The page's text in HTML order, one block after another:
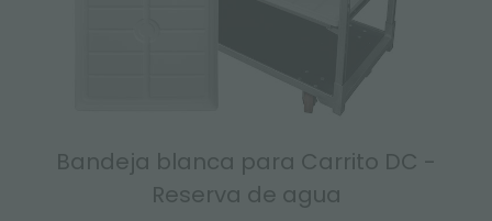
Bandeja blanca para Carrito DC -
Reserva de agua